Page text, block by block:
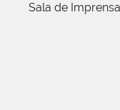
Sala de Imprensa